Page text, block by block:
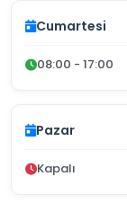
Cumartesi
08:00 - 17:00
Pazar
Kapalı